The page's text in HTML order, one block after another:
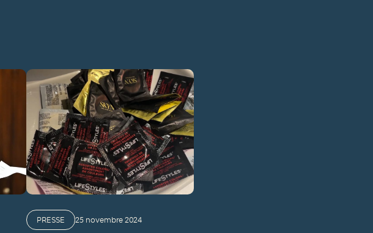
PRESSE 25 novembre 2024